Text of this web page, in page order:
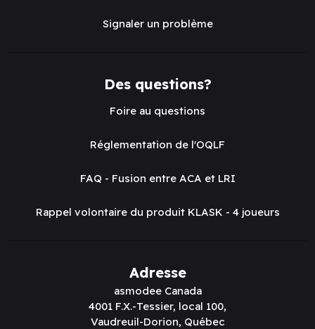
Signaler un problème
Des questions?
Foire au questions
Réglementation de l'OQLF
FAQ - Fusion entre ACA et LRI
Rappel volontaire du produit KLASK - 4 joueurs
Adresse
asmodee Canada
4001 F.X.-Tessier, local 100,
Vaudreuil-Dorion, Québec